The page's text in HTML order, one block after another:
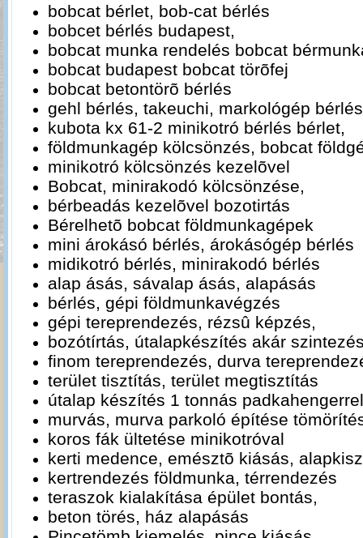
bobcat bérlet, bob-cat bérlés
bobcet bérlés budapest,
bobcat munka rendelés bobcat
bobcat budapest bobcat törõfej
bobcat betontörõ bérlés
gehl bérlés, takeuchi, markológép
kubota kx 61-2 minikotró bérlés bérlet,
földmunkagép kölcsönzés, bobcat
minikotró kölcsönzés kezelõvel
Bobcat, minirakodó kölcsönzése,
bérbeadás kezelõvel bozotirtás
Bérelhetõ bobcat földmunkagépek
mini árokásó bérlés, árokásógép bérlés
midikotró bérlés, minirakodó bérlés
alap ásás, sávalap ásás, alapásás
bérlés, gépi földmunkavégzés
gépi tereprendezés, rézsû képzés,
bozótírtás, útalapkészítés akár
finom tereprendezés, durva
terület tisztítás, terület megtisztítás
útalap készítés 1 tonnás
murvás, murva parkoló építése
koros fák ültetése minikotróval
kerti medence, emésztõ kiásás,
kertrendezés földmunka, térrendezés
teraszok kialakítása épület bontás,
beton törés, ház alapásás